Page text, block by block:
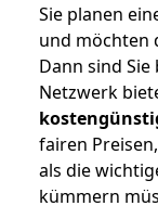
Sie planen
und möchten
Dann sind
Netzwerk
fairen
als die
kümmern